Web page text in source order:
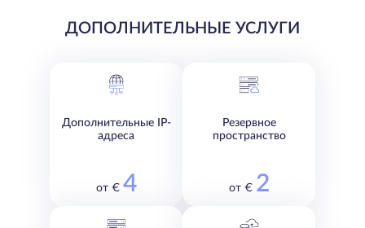
ДОПОЛНИТЕЛЬНЫЕ УСЛУГИ
Дополнительные IP-
адреса
от € 4
Резервное
пространство
от € 2